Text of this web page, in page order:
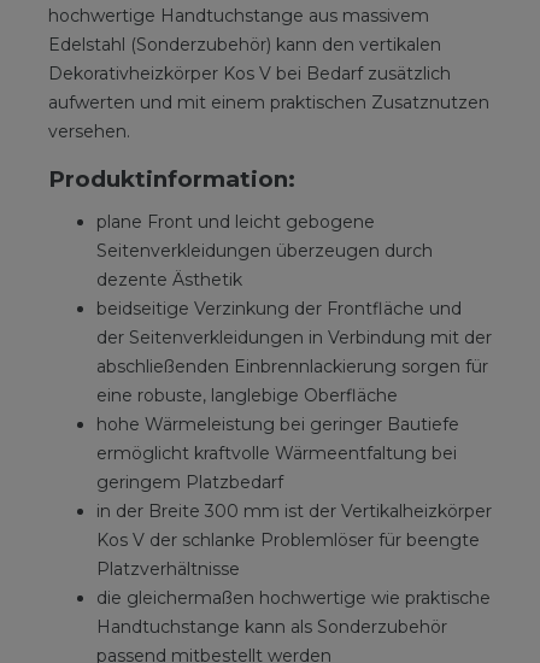
hochwertige Handtuchstange aus massivem
Edelstahl (Sonderzubehör) kann den vertikalen
Dekorativheizkörper Kos V bei Bedarf zusätzlich
aufwerten und mit einem praktischen Zusatznutzen
versehen.
Produktinformation:
plane Front und leicht gebogene
Seitenverkleidungen überzeugen durch
dezente Ästhetik
beidseitige Verzinkung der Frontfläche und
der Seitenverkleidungen in Verbindung mit der
abschließenden Einbrennlackierung sorgen für
eine robuste, langlebige Oberfläche
hohe Wärmeleistung bei geringer Bautiefe
ermöglicht kraftvolle Wärmeentfaltung bei
geringem Platzbedarf
in der Breite 300 mm ist der Vertikalheizkörper
Kos V der schlanke Problemlöser für beengte
Platzverhältnisse
die gleichermaßen hochwertige wie praktische
Handtuchstange kann als Sonderzubehör
passend mitbestellt werden